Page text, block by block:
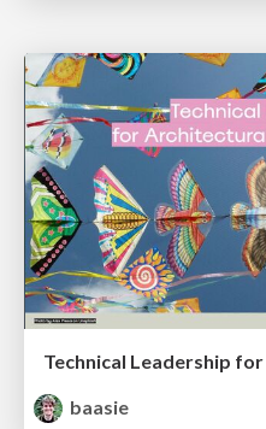
baasie